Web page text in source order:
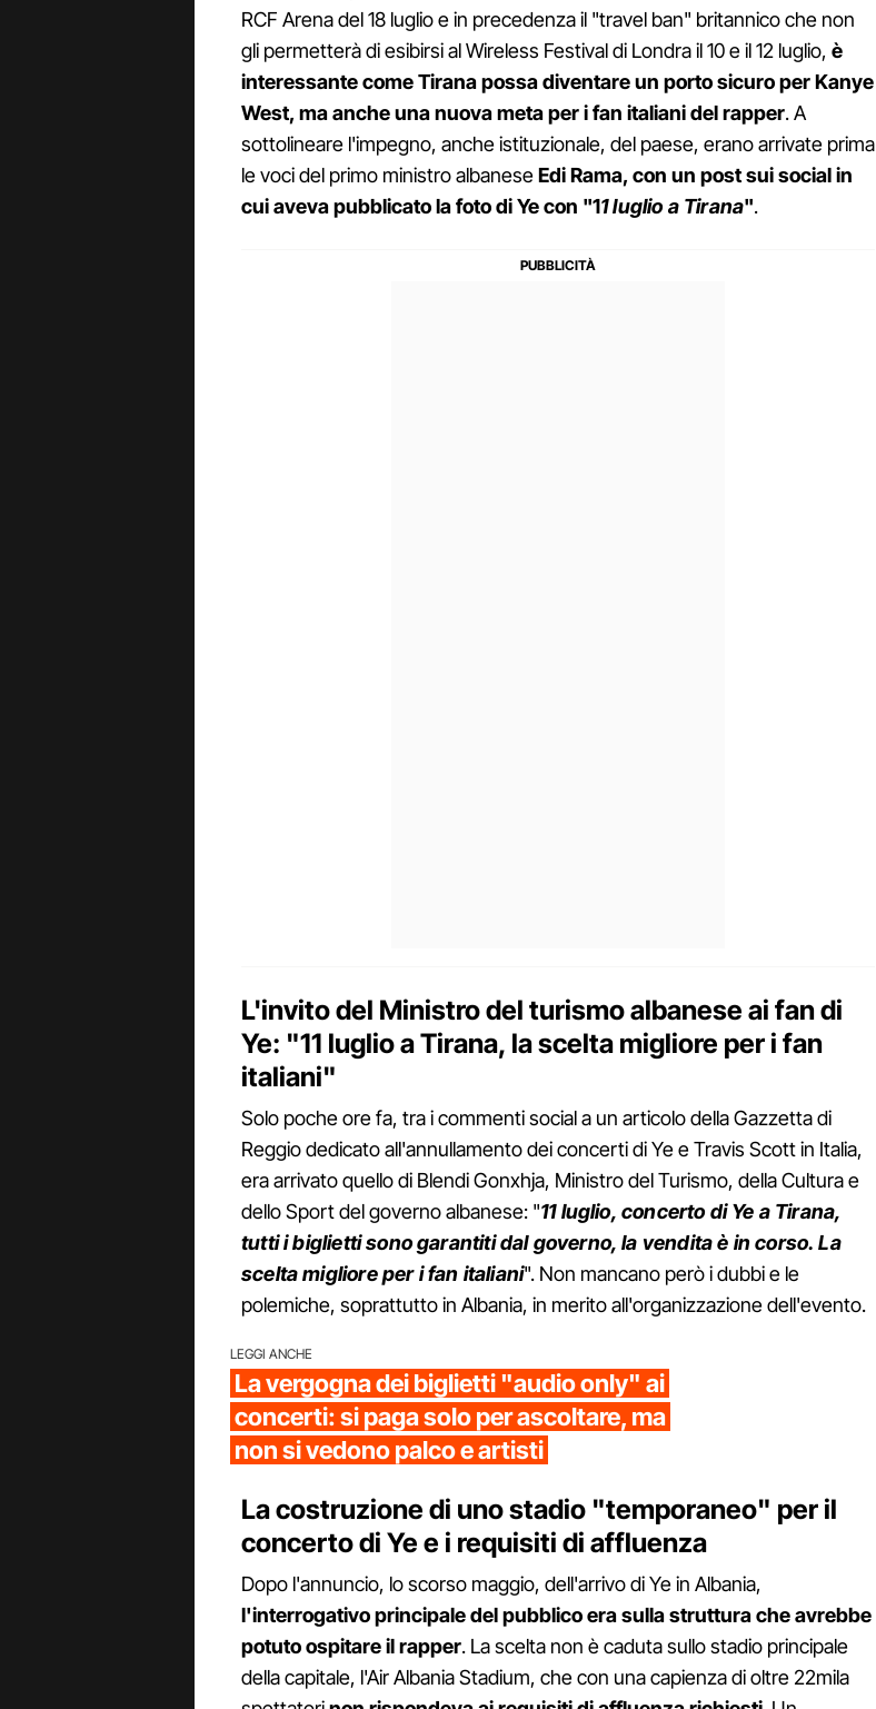
RCF Arena del 18 luglio e in precedenza il "travel ban" britannico che non
gli permetterà di esibirsi al Wireless Festival di Londra il 10 e il 12 luglio, è
interessante come Tirana possa diventare un porto sicuro per Kanye
West, ma anche una nuova meta per i fan italiani del rapper. A
sottolineare l'impegno, anche istituzionale, del paese, erano arrivate prima
le voci del primo ministro albaneseEdi Rama, con un post sui social in
cui aveva pubblicato la foto di Ye con "11 luglio a Tirana".
L'invito del Ministro del turismo albanese ai fan di
Ye: "11 luglio a Tirana, la scelta migliore per i fan
italiani"
Solo poche ore fa, tra i commenti social a un articolo della Gazzetta di
Reggio dedicato all'annullamento dei concerti di Ye e Travis Scott in Italia,
era arrivato quello di Blendi Gonxhja, Ministro del Turismo, della Cultura e
dello Sport del governo albanese: "11 luglio, concerto di Ye a Tirana,
tutti i biglietti sono garantiti dal governo, la vendita è in corso. La
scelta migliore per i fan italiani". Non mancano però i dubbi e le
polemiche, soprattutto in Albania, in merito all'organizzazione dell'evento.
LEGGI ANCHE
La vergogna dei biglietti "audio only" ai
concerti: si paga solo per ascoltare, ma
non si vedono palco e artisti
La costruzione di uno stadio "temporaneo" per il
concerto di Ye e i requisiti di affluenza
Dopo l'annuncio, lo scorso maggio, dell'arrivo di Ye in Albania,
l'interrogativo principale del pubblico era sulla struttura che avrebbe
potuto ospitare il rapper. La scelta non è caduta sullo stadio principale
della capitale, l'Air Albania Stadium, che con una capienza di oltre 22mila